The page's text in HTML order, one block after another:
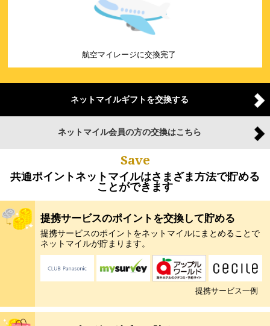
航空マイレージに交換完了
ネットマイルギフトを交換する
ネットマイル会員の方の交換はこちら
Save
共通ポイントネットマイルはさまざま方法で貯める
ことができます
提携サービスのポイントを交換して貯める
提携サービスのポイントをネットマイルにまとめることで
ネットマイルが貯まります。
提携サービス一例